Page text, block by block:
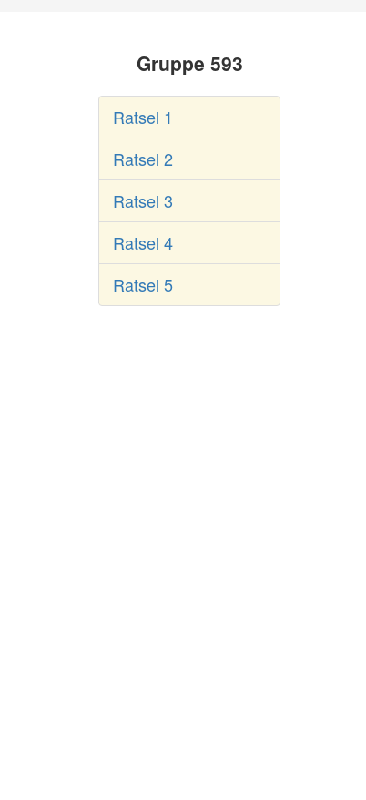
Gruppe 593
Ratsel 1
Ratsel 2
Ratsel 3
Ratsel 4
Ratsel 5